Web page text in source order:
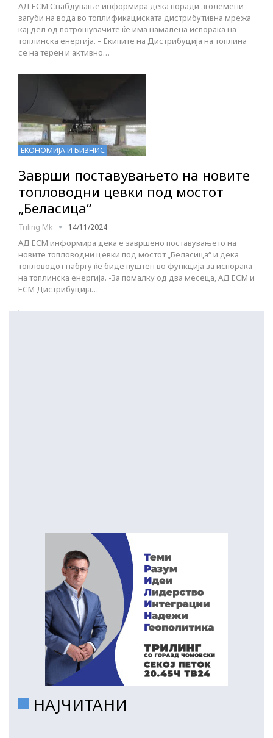
АД ЕСМ Снабдување информира дека поради зголемени
загуби на вода во топлификациската дистрибутивна мрежа
кај дел од потрошувачите ќе има намалена испорака на
топлинска енергија. – Екипите на Дистрибуција на топлина
се на терен и активно…
ЕКОНОМИЈА И БИЗНИС
Заврши поставувањето на новите
топловодни цевки под мостот
„Беласица“
Triling Mk 14/11/2024
АД ЕСМ информира дека е завршено поставувањето на
новите топловодни цевки под мостот „Беласица“ и дека
топловодот набргу ќе биде пуштен во функција за испорака
на топлинска енергија. -За помалку од два месеца, АД ЕСМ и
ЕСМ Дистрибуција…
НАЈЧИТАНИ